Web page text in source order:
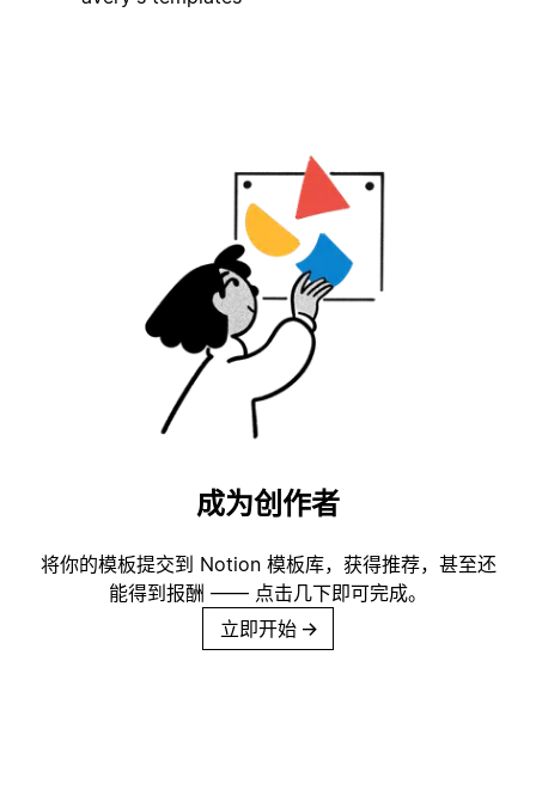
成为创作者
将你的模板提交到 Notion 模板库，获得推荐，甚至还
能得到报酬 —— 点击几下即可完成。
立即开始 →